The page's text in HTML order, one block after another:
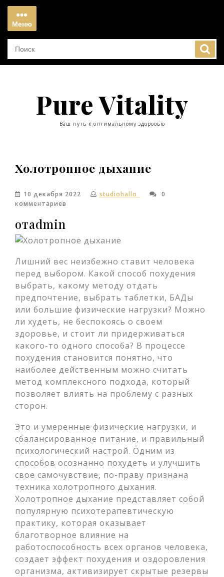
Перейти
содержимому
Меню
Меню
Pure Vitality
Ваш путь к оптимальному здоровью
Холотропное дыхание
10 декабря 2022 studiohallo_
0
комментариев
отadmin
Лишний вес неизбежно ставит человека
перед выбором. Какой способ похудения
выбрать, какому методу отдать
предпочтение, выбрать таблетки, БАДы
или большие физические нагрузки? Можно
ли худеть, не беспокоясь о своем
здоровье, и стоит ли придерживаться
какого-то одного способа? В процессе
похудения становится понятно, что
наиболее действенным можно считать
метод комплексного подхода, который
позволяет влиять на проблему с разных
сторон.
Это и умеренные физические нагрузки, и
сбалансированное питание, и правильный
психологический настрой. Одним из
способов осознанно похудеть и улучшить
свое самочувствие, по-праву признана
техника холотропного дыхания.
Холотропное дыхание представляет собой
популярную психотерапевтическую
практику, которая оказывает
благотворное влияние на
работоспособность всех органов человека,
создает эффект похудения и оздоровления
организма, активизирует скрытые резервы